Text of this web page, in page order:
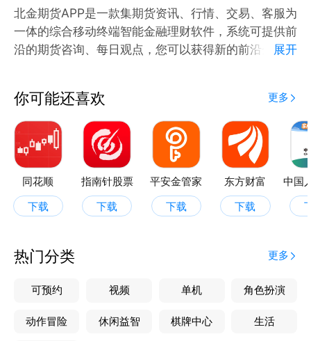
北金期货APP是一款集期货资讯、行情、交易、客服为
一体的综合移动终端智能金融理财软件，系统可提供前
沿的期货咨询、每日观点，您可以获得新的前沿金融理
展开
你可能还喜欢 更多
同花顺
下载
指南针股票
下载
平安金管家
下载
东方财富
下载
热门分类 更多
可预约 视频 单机 角色扮演
动作冒险 休闲益智 棋牌中心 生活